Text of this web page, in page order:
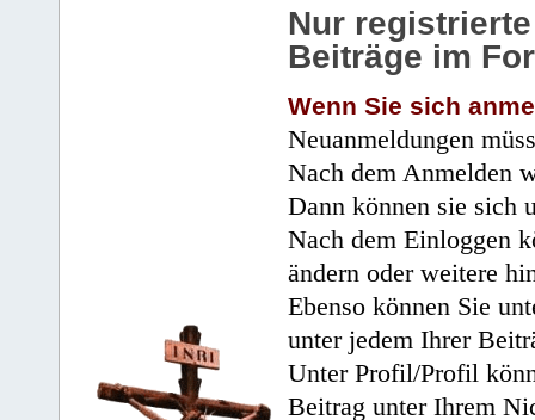
Nur
Beiträge im
Wenn Sie sich
Neuanmeldungen
Nach dem Anmelden
Dann können sie sich
Nach dem Einloggen
ändern oder weitere
Ebenso können Sie
unter jedem Ihrer
Unter Profil/Profil
Beitrag unter Ihrem